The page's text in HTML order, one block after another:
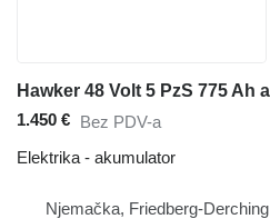
1.450 € Bez PDV-a
Elektrika - akumulator
Njemačka, Friedberg-Derching